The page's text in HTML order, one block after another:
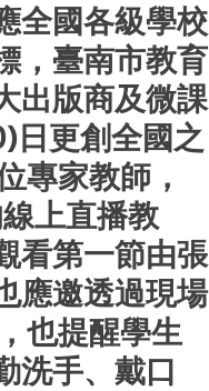
全國各級學校
，臺南市教育
出版商及微課
日更創全國之
專家教師，
上直播教
看第一節由張
應邀透過現場
也提醒學生
洗手、戴口